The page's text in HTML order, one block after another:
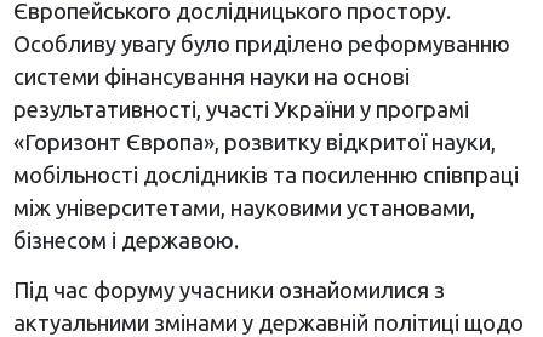
Європейського дослідницького простору.
Особливу увагу було приділено реформуванню
системи фінансування науки на основі
результативності, участі України у програмі
«Горизонт Європа», розвитку відкритої науки,
мобільності дослідників та посиленню співпраці
між університетами, науковими установами,
бізнесом і державою.
Під час форуму учасники ознайомилися з
актуальними змінами у державній політиці щодо